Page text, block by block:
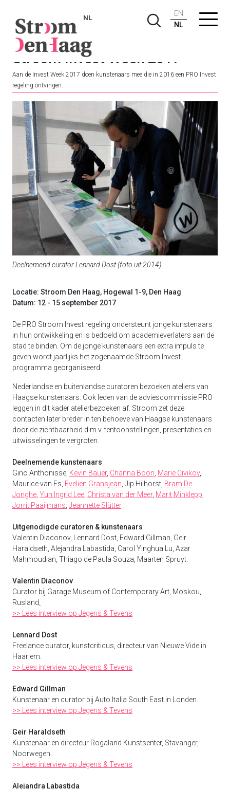
NL
EN
NL
Stroom Invest Week 2017
Aan de Invest Week 2017 doen kunstenaars mee die in 2016 een PRO Invest
regeling ontvingen.
Deelnemend curator Lennard Dost (foto uit 2014)
Locatie: Stroom Den Haag, Hogewal 1-9, Den Haag
Datum: 12 - 15 september 2017
De PRO Stroom Invest regeling ondersteunt jonge kunstenaars
in hun ontwikkeling en is bedoeld om academieverlaters aan de
stad te binden. Om de jonge kunstenaars een extra impuls te
geven wordt jaarlijks het zogenaamde Stroom Invest
programma georganiseerd.
Nederlandse en buitenlandse curatoren bezoeken ateliers van
Haagse kunstenaars. Ook leden van de adviescommissie PRO
leggen in dit kader atelierbezoeken af. Stroom zet deze
contacten later breder in ten behoeve van Haagse kunstenaars
door de zichtbaarheid d.m.v. tentoonstellingen, presentaties en
uitwisselingen te vergroten.
Deelnemende kunstenaars
Gino Anthonisse, Kevin Bauer, Channa Boon Marie Civikov,
Maurice van Es, Evelien Gransjean , Jip Hilhorst, Bram De
Jonghe Yun Ingrid Lee Christa van der Meer, Marit Mihklepp
Jorrit Paaijmans Jeannette Slütter.
Uitgenodigde curatoren & kunstenaars
Valentin Diaconov, Lennard Dost, Edward Gillman, Geir
Haraldseth, Alejandra Labastida, Carol Yinghua Lu, Azar
Mahmoudian, Thiago de Paula Souza, Maarten Spruyt.
Valentin Diaconov
Curator bij Garage Museum of Contemporary Art, Moskou,
Rusland
>> Lees interview op Jegens & Tevens
Lennard Dost
Freelance curator, kunstcriticus, directeur van Nieuwe Vide in
Haarlem.
>> Lees interview op Jegens & Tevens
Edward Gillman
Kunstenaar en curator bij Auto Italia South East in Londen.
>> Lees interview op Jegens & Tevens
Geir Haraldseth
Kunstenaar en directeur Rogaland Kunstsenter, Stavanger,
Noorwegen.
>> Lees interview op Jegens & Tevens
Alejandra Labastida